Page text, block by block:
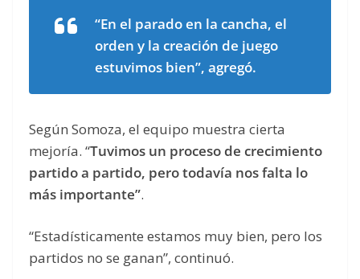
“En el parado en la cancha, el
orden y la creación de juego
estuvimos bien”, agregó.
Según Somoza, el equipo muestra cierta
mejoría. “Tuvimos un proceso de crecimiento
partido a partido, pero todavía nos falta lo
más importante”.
“Estadísticamente estamos muy bien, pero los
partidos no se ganan”, continuó.